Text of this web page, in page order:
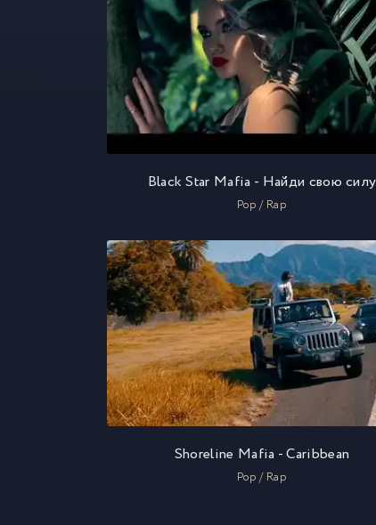
Black Star Mafia - Найди свою силу
Pop / Rap
Shoreline Mafia - Caribbean
Pop / Rap